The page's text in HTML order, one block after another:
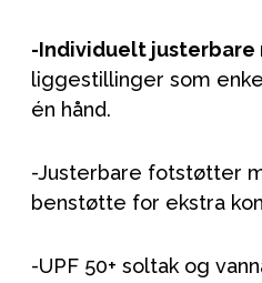
-Individuelt
liggestillinger som
én hånd.
-Justerbare fotstøtter
benstøtte for ekstra
-UPF 50+ soltak og